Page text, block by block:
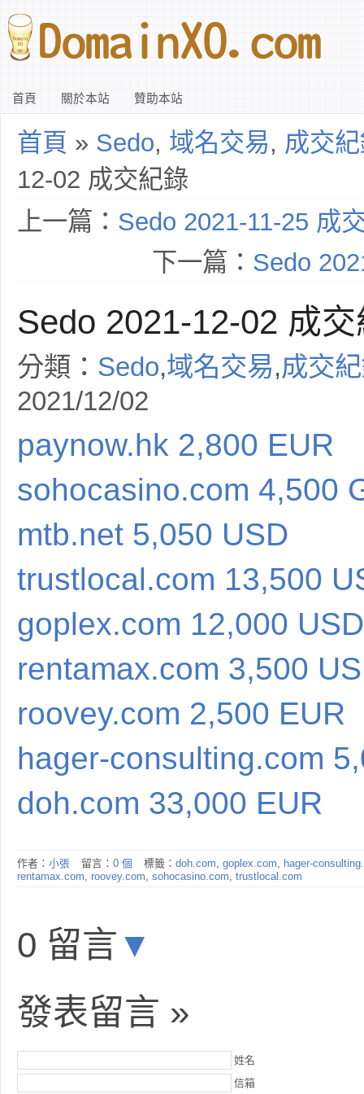
首頁 關於本站 贊助本站
首頁 » Sedo, 域名交易, 成交
12-02 成交紀錄
上一篇： Sedo 2021-11-25 成
下一篇： Sedo
Sedo 2021-12-02 成
分類： Sedo,域名交易,成交
2021/12/02
paynow.hk 2,800 EUR
sohocasino.com 4,500
mtb.net 5,050 USD
trustlocal.com 13,500
goplex.com 12,000 USD
rentamax.com 3,500
roovey.com 2,500 EUR
hager-consulting.com
doh.com 33,000 EUR
作者： 小張 留言： 0 個 標籤： doh.com, goplex.com, hager-
rentamax.com, roovey.com, sohocasino.com, trustlocal.com
0 留言 ▼
發表留言 »
姓名
信箱